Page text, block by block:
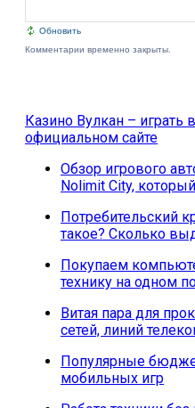
Обновить
Комментарии временно закрыты.
Казино Вулкан – играть
официальном сайте
Обзор игрового
Nolimit City,
Потребительский
такое? Сколько
Покупаем
технику на одном
Витая пара для
сетей, линий
Популярные
мобильных игр